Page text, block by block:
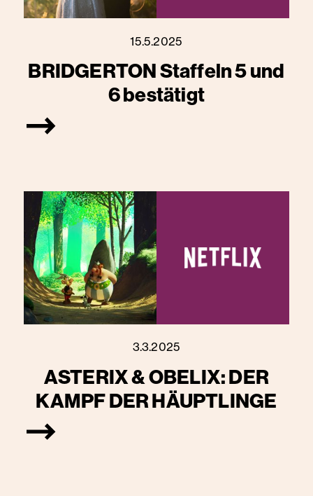
15.5.2025
BRIDGERTON Staffeln 5 und
6 bestätigt
3.3.2025
ASTERIX & OBELIX: DER
KAMPF DER HÄUPTLINGE